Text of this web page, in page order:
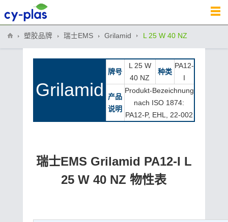
塑胶品牌 瑞士EMS Grilamid L 25 W 40 NZ
Grilamid
牌号
L 25 W
40 NZ
种类
PA12-
I
产品
说明
Produkt-Bezeichnung
nach ISO 1874:
PA12-P, EHL, 22-002
瑞士EMS Grilamid PA12-I L
25 W 40 NZ 物性表